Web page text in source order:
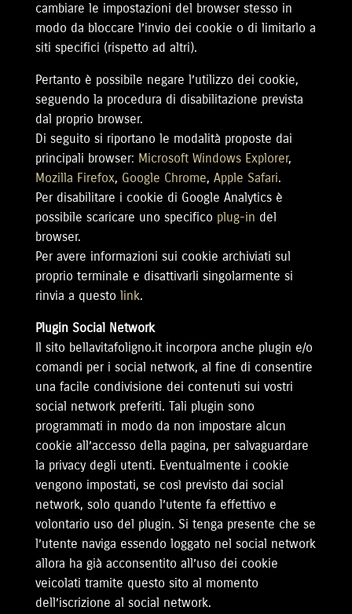
cambiare le impostazioni del browser stesso in
modo da bloccare l’invio dei cookie o di limitarlo a
siti specifici (rispetto ad altri).
Pertanto è possibile negare l’utilizzo dei cookie,
seguendo la procedura di disabilitazione prevista
dal proprio browser.
Di seguito si riportano le modalità proposte dai
principali browser: Microsoft Windows Explorer,
Mozilla Firefox, Google Chrome, Apple Safari.
Per disabilitare i cookie di Google Analytics è
possibile scaricare uno specifico plug-in del
browser.
Per avere informazioni sui cookie archiviati sul
proprio terminale e disattivarli singolarmente si
rinvia a questo link.
Plugin Social Network
Il sito bellavitafoligno.it incorpora anche plugin e/o
comandi per i social network, al fine di consentire
una facile condivisione dei contenuti sui vostri
social network preferiti. Tali plugin sono
programmati in modo da non impostare alcun
cookie all’accesso della pagina, per salvaguardare
la privacy degli utenti. Eventualmente i cookie
vengono impostati, se così previsto dai social
network, solo quando l’utente fa effettivo e
volontario uso del plugin. Si tenga presente che se
l’utente naviga essendo loggato nel social network
allora ha già acconsentito all’uso dei cookie
veicolati tramite questo sito al momento
dell’iscrizione al social network.